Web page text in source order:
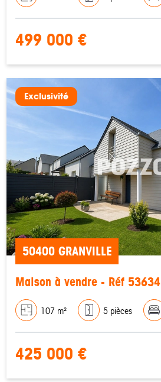
499 000 €
Exclusivité
50400 GRANVILLE
Maison à vendre - Réf 53634
107 m² 5 pièces
425 000 €